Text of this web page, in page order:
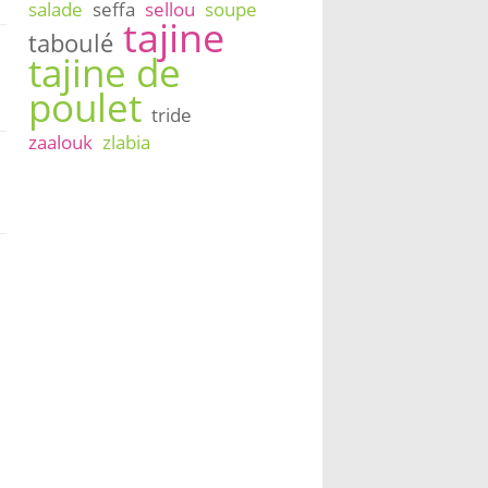
salade seffa sellou soupe
taboulé tajine
tajine de
poulet tride
zaalouk zlabia